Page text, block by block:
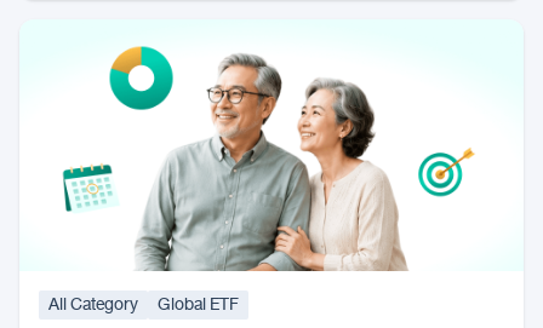
All Category Global ETF